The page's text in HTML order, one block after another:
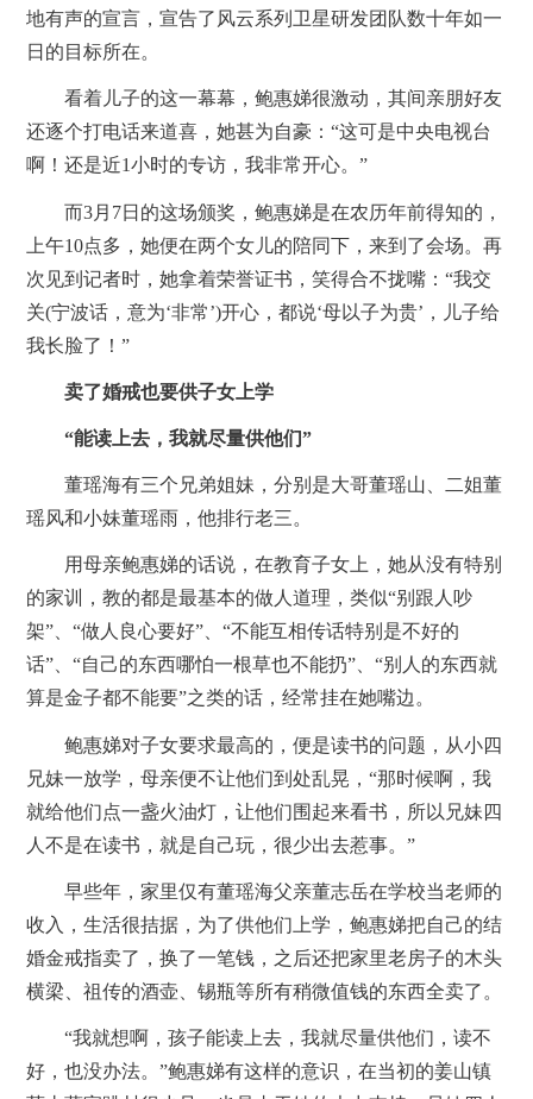
地有声的宣言，宣告了风云系列卫星研发团队数十年如一
日的目标所在。
看着儿子的这一幕幕，鲍惠娣很激动，其间亲朋好友
还逐个打电话来道喜，她甚为自豪：“这可是中央电视台
啊！还是近1小时的专访，我非常开心。”
而3月7日的这场颁奖，鲍惠娣是在农历年前得知的，
上午10点多，她便在两个女儿的陪同下，来到了会场。再
次见到记者时，她拿着荣誉证书，笑得合不拢嘴：“我交
关(宁波话，意为‘非常’)开心，都说‘母以子为贵’，儿子给
我长脸了！”
卖了婚戒也要供子女上学
“能读上去，我就尽量供他们”
董瑶海有三个兄弟姐妹，分别是大哥董瑶山、二姐董
瑶风和小妹董瑶雨，他排行老三。
用母亲鲍惠娣的话说，在教育子女上，她从没有特别
的家训，教的都是最基本的做人道理，类似“别跟人吵
架”、“做人良心要好”、“不能互相传话特别是不好的
话”、“自己的东西哪怕一根草也不能扔”、“别人的东西就
算是金子都不能要”之类的话，经常挂在她嘴边。
鲍惠娣对子女要求最高的，便是读书的问题，从小四
兄妹一放学，母亲便不让他们到处乱晃，“那时候啊，我
就给他们点一盏火油灯，让他们围起来看书，所以兄妹四
人不是在读书，就是自己玩，很少出去惹事。”
早些年，家里仅有董瑶海父亲董志岳在学校当老师的
收入，生活很拮据，为了供他们上学，鲍惠娣把自己的结
婚金戒指卖了，换了一笔钱，之后还把家里老房子的木头
横梁、祖传的酒壶、锡瓶等所有稍微值钱的东西全卖了。
“我就想啊，孩子能读上去，我就尽量供他们，读不
好，也没办法。”鲍惠娣有这样的意识，在当初的姜山镇